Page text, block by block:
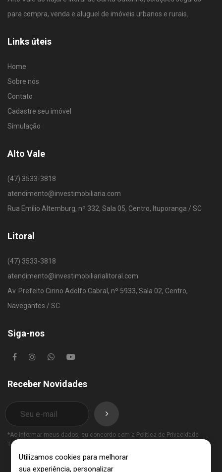
para compra, venda e aluguel de imóveis urbanos e rurais.
Links úteis
Home
Sobre nós
Contato
Cadastre seu imóvel
Simulação
Alto Vale
(47) 3533-3818
atendimento@investimobiliaria.com
Rua Emílio Altemburg, nº 332, Sala 05, Centro, Ituporanga / SC
Litoral
(47) 3533-3818
atendimento@investimobiliarialitoral.com
Av. Prefeito Cirino Adolfo Cabral, nº 5933, Sala 02, Centro,
Navegantes / SC
Siga-nos
Receber Novidades
*Ao informar meus dados, eu concordo com a Política de Privacidade
Termos de Uso
Utilizamos cookies para melhorar
sua experiência, personalizar